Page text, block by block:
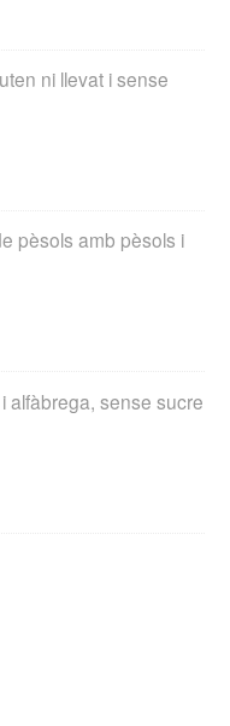
ni llevat i sense
pèsols amb pèsols i
alfàbrega, sense sucre